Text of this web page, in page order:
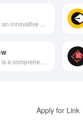
Apply for Link